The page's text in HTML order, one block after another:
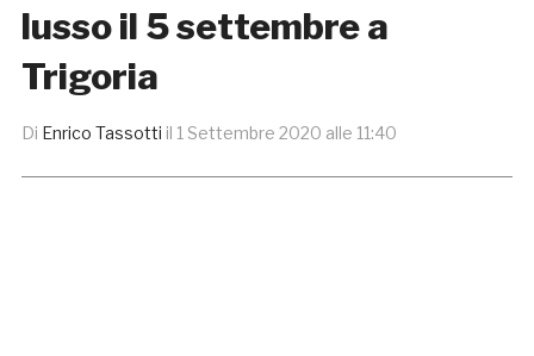
lusso il 5 settembre a
Trigoria
Di Enrico Tassotti il 1 Settembre 2020 alle 11:40